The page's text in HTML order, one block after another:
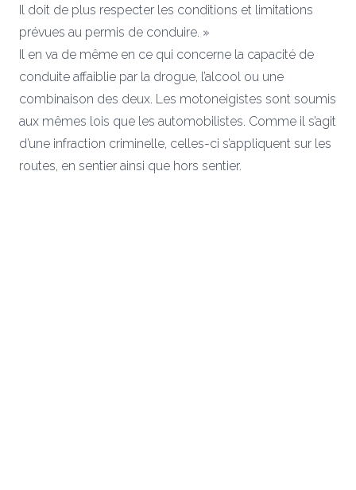
Il doit de plus respecter les conditions et limitations
prévues au permis de conduire. »
Il en va de même en ce qui concerne la capacité de
conduite affaiblie par la drogue, l’alcool ou une
combinaison des deux. Les motoneigistes sont soumis
aux mêmes lois que les automobilistes. Comme il s’agit
d’une infraction criminelle, celles-ci s’appliquent sur les
routes, en sentier ainsi que hors sentier.